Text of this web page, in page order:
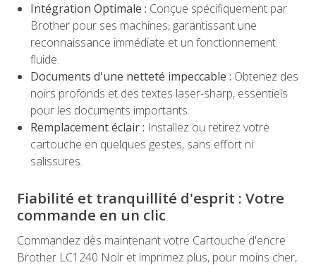
Intégration Optimale : Conçue spécifiquement par
Brother pour ses machines, garantissant une
reconnaissance immédiate et un fonctionnement
fluide.
Documents d'une netteté impeccable : Obtenez des
noirs profonds et des textes laser-sharp, essentiels
pour les documents importants.
Remplacement éclair : Installez ou retirez votre
cartouche en quelques gestes, sans effort ni
salissures.
Fiabilité et tranquillité d'esprit : Votre
commande en un clic
Commandez dès maintenant votre Cartouche d'encre
Brother LC1240 Noir et imprimez plus, pour moins cher,